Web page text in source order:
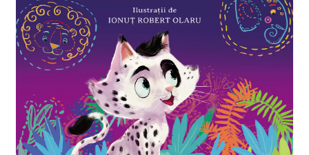
Poezii
Povești
Reviste
Știință si natură
0-2 ani
10+ ani
14+ ani